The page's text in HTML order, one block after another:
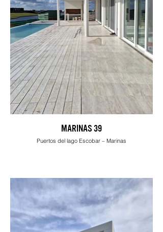
MARINAS 39
Puertos del lago Escobar – Marinas